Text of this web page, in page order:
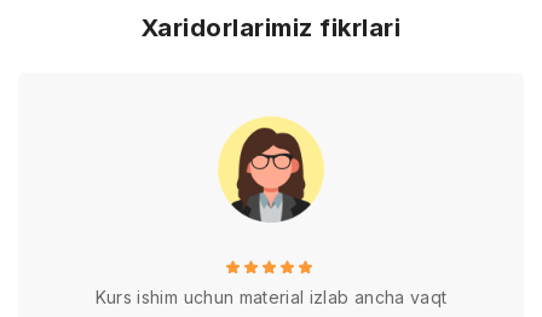
Xaridorlarimiz fikrlari
Kurs ishim uchun material izlab ancha vaqt